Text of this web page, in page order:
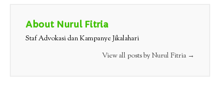
About Nurul Fitria
Staf Advokasi dan Kampanye Jikalahari
View all posts by Nurul Fitria →